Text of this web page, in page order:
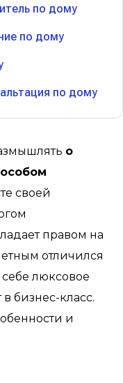
по дому
по дому
по дому
о
своей
правом на
отличился
люксовое
бизнес-класс.
и